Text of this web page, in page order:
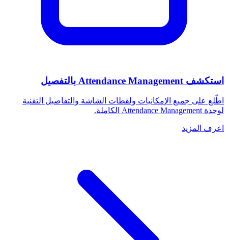
استكشف Attendance Management بالتفصيل
اطّلع على جميع الإمكانيات ولقطات الشاشة والتفاصيل التقنية
لوحدة Attendance Management الكاملة.
اعرف المزيد